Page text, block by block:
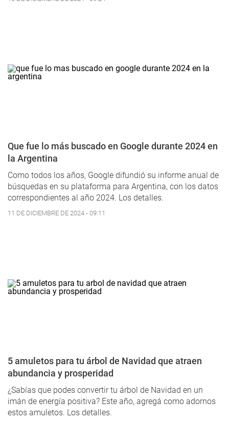
Que fue lo más buscado en Google durante 2024 en
la Argentina
Como todos los años, Google difundió su informe anual de
búsquedas en su plataforma para Argentina, con los datos
correspondientes al año 2024. Los detalles.
11 DE DICIEMBRE DE 2024 - 09:11
5 amuletos para tu árbol de Navidad que atraen
abundancia y prosperidad
¿Sabías que podes convertir tu árbol de Navidad en un
imán de energía positiva? Este año, agregá como adornos
estos amuletos. Los detalles.